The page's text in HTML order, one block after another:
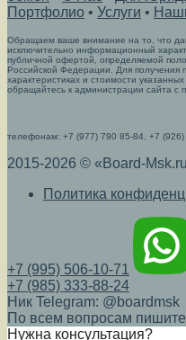
Портфолио • Услуги •
Обращаем ваше внимание на то, что
исключительно информационный
публичной офертой, определяемой
Российской Федерации. Для получения
характеристиках и стоимости
обращайтесь к администрации сайта
телефонам: +7 (977) 790 85-84, +7 (926)
2015-2026 © «Board-
Политика
+7 (995) 506-10-71
+7 (985) 333-88-24
Ник Telegram: @boardmsk
По всем вопросам
Нужна консультация?